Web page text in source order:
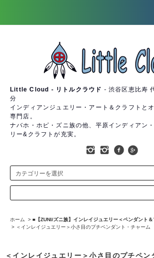
Little Cloud - リトルクラウド - 渋谷区恵比寿
分
インディアンジュエリー・アート＆クラフトと
専門店。
ナバホ・ホピ・ズニ族の他、平原インディアン
リー&クラフトが充実。
ホーム > ■【ZUNI/ズニ族】インレイジュエリー＜ペンダント＆
> ＜インレイジュエリー＞小さ目のプチペンダント・チャーム
＜インレイジュエリー＞小さ目のプチペン